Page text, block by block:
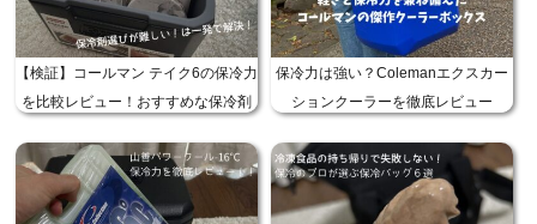
【検証】コールマン テイク6の保冷力
を比較レビュー！おすすめな保冷剤
保冷力は強い？Colemanエクスカー
ションクーラーを徹底レビュー